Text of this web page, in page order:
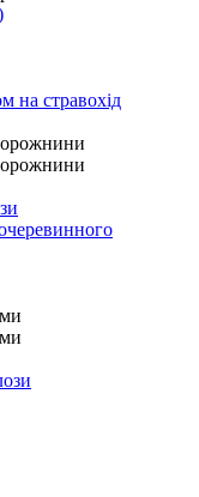
на стравохід